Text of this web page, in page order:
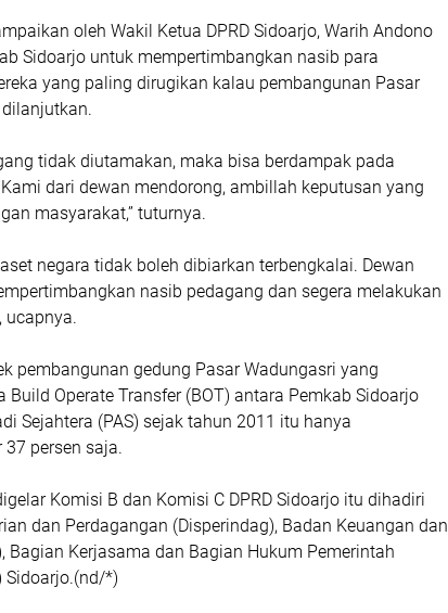
oleh Wakil Ketua DPRD Sidoarjo, Warih Andono
Sidoarjo untuk mempertimbangkan nasib para
yang paling dirugikan kalau pembangunan Pasar
tidak diutamakan, maka bisa berdampak pada
dari dewan mendorong, ambillah keputusan yang
masyarakat,” tuturnya.
negara tidak boleh dibiarkan terbengkalai. Dewan
nasib pedagang dan segera melakukan
ucapnya.
pembangunan gedung Pasar Wadungasri yang
Build Operate Transfer (BOT) antara Pemkab Sidoarjo
Sejahtera (PAS) sejak tahun 2011 itu hanya
persen saja.
Komisi B dan Komisi C DPRD Sidoarjo itu dihadiri
dan Perdagangan (Disperindag), Badan Keuangan dan
Bagian Kerjasama dan Bagian Hukum Pemerintah
Sidoarjo.(nd/*)